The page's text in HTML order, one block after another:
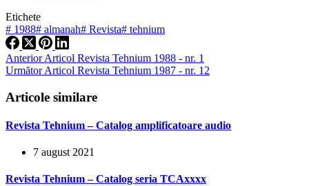
Etichete
# 1988# almanah# Revista# tehnium
AnteriorArticol Revista Tehnium 1988 - nr. 1
UrmătorArticol Revista Tehnium 1987 - nr. 12
Articole similare
Revista Tehnium – Catalog amplificatoare audio
7 august 2021
Revista Tehnium – Catalog seria TCAxxxx